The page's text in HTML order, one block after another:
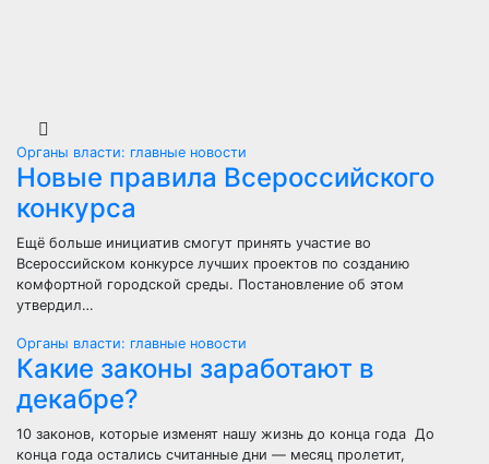
Органы власти: главные новости
Новые правила Всероссийского
конкурса
Ещё больше инициатив смогут принять участие во
Всероссийском конкурсе лучших проектов по созданию
комфортной городской среды. Постановление об этом
утвердил…
Органы власти: главные новости
Какие законы заработают в
декабре?
10 законов, которые изменят нашу жизнь до конца года До
конца года остались считанные дни — месяц пролетит,